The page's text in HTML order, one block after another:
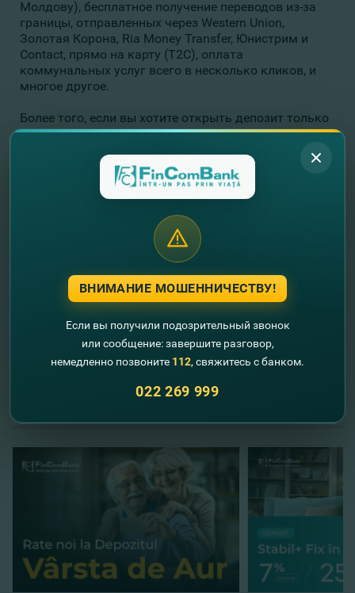
Молдову), бесплатное получение переводов из-за
границы, отправленных через Western Union,
Золотая Корона, Ria Money Transfer, Юнистрим и
Contact, прямо на карту (T2C), оплата
коммунальных услуг всего в несколько кликов, и
многое другое.
Более того, если вы хотите открыть депозит только
с фиксированной процентной ставкой, на весь
в
MDL сроком на 13 месяцев. Он порадует вас 6,5%
годовых, если вы откроете его в отделениях Банка,
годовых, если вы сделаете это онлайн. С
FinComBank жизнь меняется, а процентная ставка
Этой весной приумножайте свои деньги вместе с
FinComBank, чтобы воплотить в жизнь свои самые
заветные желания!
Другие новости
ВНИМАНИЕ МОШЕННИЧЕСТВУ!
Если вы получили подозрительный звонок
или сообщение: завершите разговор,
немедленно позвоните 112, свяжитесь с банком.
022 269 999